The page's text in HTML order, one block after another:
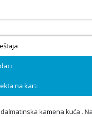
na karti
kamena kuća .